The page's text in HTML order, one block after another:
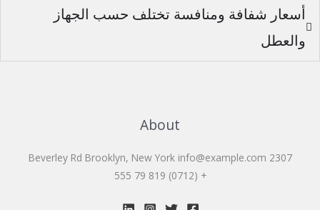
أسعار شفافة ومنافسة تختلف حسب الجهاز
والعطل
About
2307 Beverley Rd Brooklyn, New York info@example.com
+ (0712) 819 79 555